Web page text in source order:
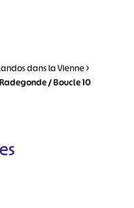
dans la Vienne>
/ Boucle 10